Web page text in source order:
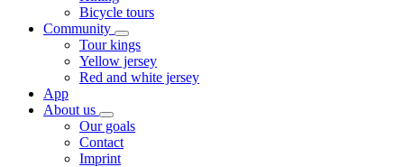
Bicycle tours
Community
Tour kings
Yellow jersey
Red and white jersey
App
About us
Our goals
Contact
Imprint